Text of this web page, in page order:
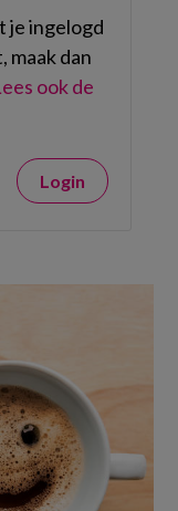
je ingelogd
maak dan
ook de
Login